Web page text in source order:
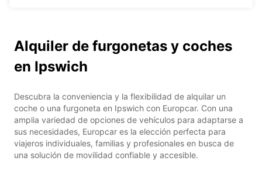
Alquiler de furgonetas y coches
en Ipswich
Descubra la conveniencia y la flexibilidad de alquilar un
coche o una furgoneta en Ipswich con Europcar. Con una
amplia variedad de opciones de vehículos para adaptarse a
sus necesidades, Europcar es la elección perfecta para
viajeros individuales, familias y profesionales en busca de
una solución de movilidad confiable y accesible.